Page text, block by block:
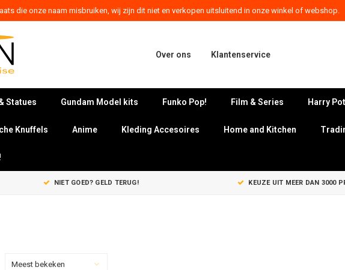
die onze naam misbruiken, wij zijn dit niet en verkopen uitsluitend in onze winkel of webshop.
Over ons Klantenservice
Statues Gundam Model kits Funko Pop! Film & Series Harry
Knuffels Anime Kleding Accesoires Home and Kitchen
NIET GOED? GELD TERUG! KEUZE UIT MEER DAN 3000
Meest bekeken